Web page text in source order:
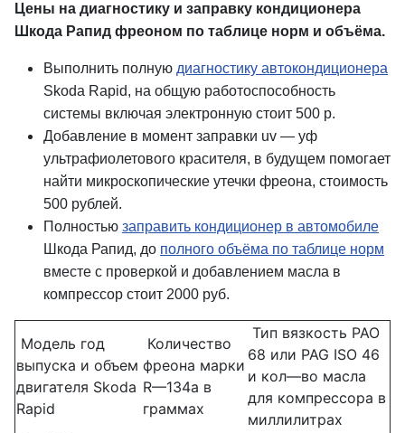
Цены на диагностику и заправку кондиционера
Шкода Рапид фреоном по таблице норм и объёма.
Выполнить полную диагностику автокондиционера
Skoda Rapid, на общую работоспособность
системы включая электронную стоит 500 р.
Добавление в момент заправки uv — уф
ультрафиолетового красителя, в будущем помогает
найти микроскопические утечки фреона, стоимость
500 рублей.
Полностью заправить кондиционер в автомобиле
Шкода Рапид, до полного объёма по таблице норм
вместе с проверкой и добавлением масла в
компрессор стоит 2000 руб.
Модель год
выпуска и объем
двигателя Skoda
Rapid
Количество
фреона марки
R—134a в
граммах
Тип вязкость PAO
68 или PAG ISO 46
и кол—во масла
для компрессора в
миллилитрах